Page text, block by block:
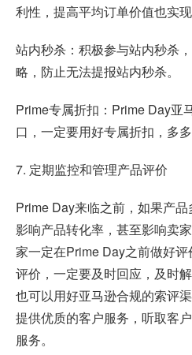
利性，提高平均订单价值也实现
站内秒杀：积极参与站内秒杀
略，防止无法提报站内秒杀。
Prime专属折扣：Prime Day亚
口，一定要用好专属折扣，多多
7. 定期监控和管理产品评价
Prime Day来临之前，如果产
影响产品转化率，甚至影响卖
家一定在Prime Day之前做好
评价，一定要及时回应，及时
也可以用好亚马逊合规的索评
提供优质的客户服务，听取客
服务。